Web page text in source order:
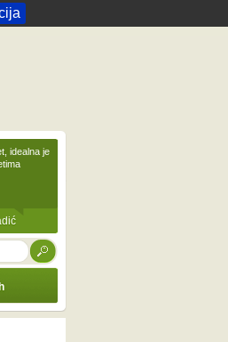
idealna je